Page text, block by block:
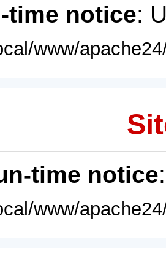
time notice:
www/
time notice
www/